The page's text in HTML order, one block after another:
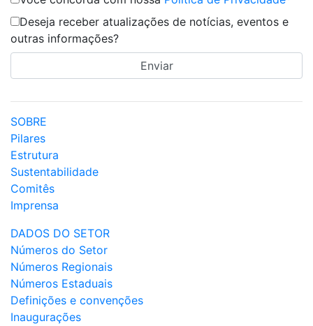
Deseja receber atualizações de notícias, eventos e
outras informações?
SOBRE
Pilares
Estrutura
Sustentabilidade
Comitês
Imprensa
DADOS DO SETOR
Números do Setor
Números Regionais
Números Estaduais
Definições e convenções
Inaugurações